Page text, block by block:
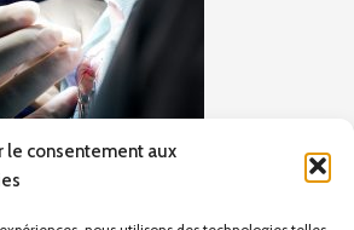
le consentement aux